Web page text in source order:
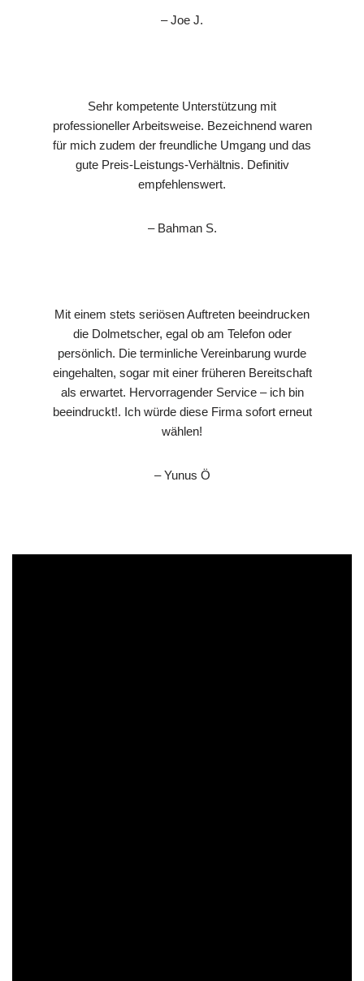
– Joe J.
Sehr kompetente Unterstützung mit
professioneller Arbeitsweise. Bezeichnend waren
für mich zudem der freundliche Umgang und das
gute Preis-Leistungs-Verhältnis. Definitiv
empfehlenswert.
– Bahman S.
Mit einem stets seriösen Auftreten beeindrucken
die Dolmetscher, egal ob am Telefon oder
persönlich. Die terminliche Vereinbarung wurde
eingehalten, sogar mit einer früheren Bereitschaft
als erwartet. Hervorragender Service – ich bin
beeindruckt!. Ich würde diese Firma sofort erneut
wählen!
– Yunus Ö